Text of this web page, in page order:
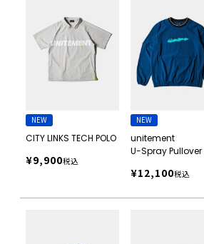
NEW
CITY LINKS TECH POLO
¥9,900税込
NEW
unitement
U-Spray Pullover
¥12,100税込